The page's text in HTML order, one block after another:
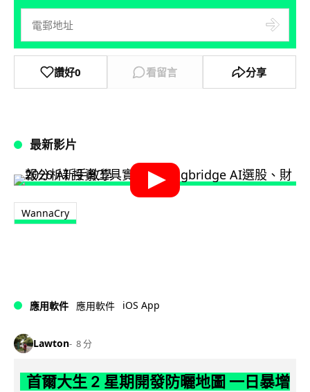
讚好0 看留言 分享
最新影片
WannaCry
應用軟件 應用軟件 iOS App
Lawton 8 分
首爾大生 2 星期開發防曬地圖 一日暴增